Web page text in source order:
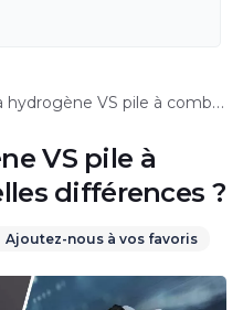
VS pile à combustible : quelles différences ?
VS pile à
différences ?
Ajoutez-nous à vos favoris